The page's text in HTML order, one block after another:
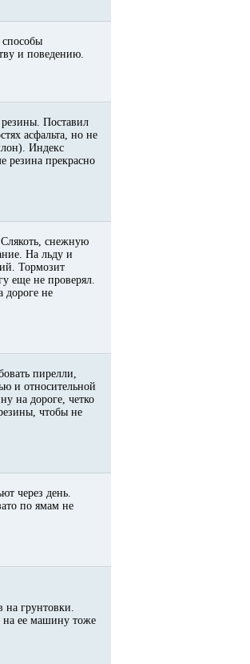
и поведению.
Поставил
асфальта, но не
Индекс
резина прекрасно
снежную
На льду и
Тормозит
еще не проверял.
дороге не
пирелли,
и относительной
на дороге, четко
чтобы не
через день.
по ямам не
на грунтовки.
на ее машину тоже